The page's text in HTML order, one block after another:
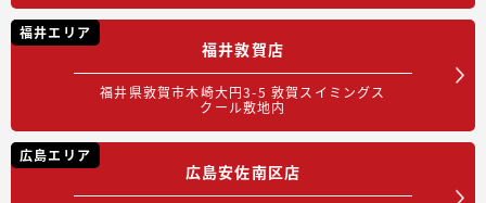
福井エリア
福井敦賀店
福井県敦賀市木崎大円3-5 敦賀スイミングス
クール敷地内
広島エリア
広島安佐南区店